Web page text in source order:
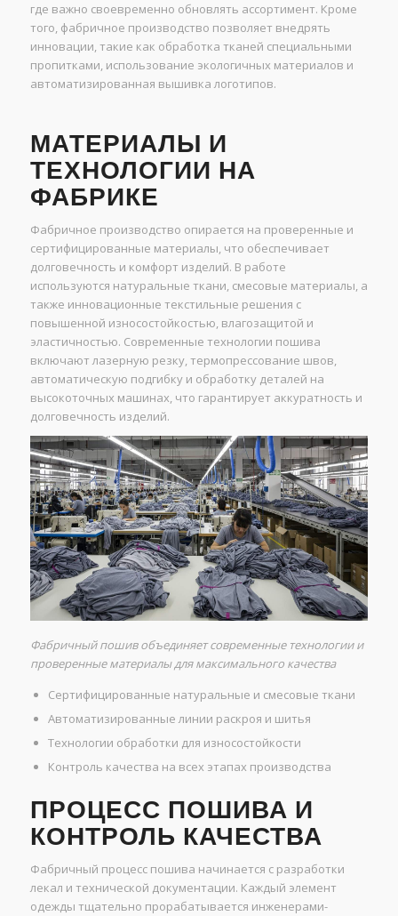
где важно своевременно обновлять ассортимент. Кроме
того, фабричное производство позволяет внедрять
инновации, такие как обработка тканей специальными
пропитками, использование экологичных материалов и
автоматизированная вышивка логотипов.
МАТЕРИАЛЫ И
ТЕХНОЛОГИИ НА
ФАБРИКЕ
Фабричное производство опирается на проверенные и
сертифицированные материалы, что обеспечивает
долговечность и комфорт изделий. В работе
используются натуральные ткани, смесовые материалы, а
также инновационные текстильные решения с
повышенной износостойкостью, влагозащитой и
эластичностью. Современные технологии пошива
включают лазерную резку, термопрессование швов,
автоматическую подгибку и обработку деталей на
высокоточных машинах, что гарантирует аккуратность и
долговечность изделий.
Фабричный пошив объединяет современные технологии и
проверенные материалы для максимального качества
Сертифицированные натуральные и смесовые ткани
Автоматизированные линии раскроя и шитья
Технологии обработки для износостойкости
Контроль качества на всех этапах производства
ПРОЦЕСС ПОШИВА И
КОНТРОЛЬ КАЧЕСТВА
Фабричный процесс пошива начинается с разработки
лекал и технической документации. Каждый элемент
одежды тщательно прорабатывается инженерами-